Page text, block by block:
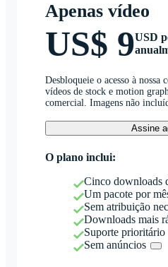
Apenas vídeo
US$ 9USD
Desbloqueie o acesso à nossa
vídeos de stock e motion
comercial. Imagens não
Assine
O plano inclui:
Cinco downloads
Um pacote por
Sem atribuição
Downloads mais
Suporte prioritário
Sem anúncios